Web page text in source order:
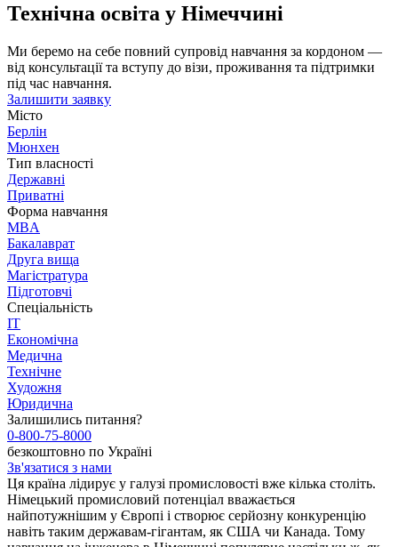
Технічна освіта у Німеччині
Ми беремо на себе повний супровід навчання за кордоном —
від консультації та вступу до візи, проживання та підтримки
під час навчання.
Залишити заявку
Місто
Берлін
Мюнхен
Тип власності
Державні
Приватні
Форма навчання
MBA
Бакалаврат
Друга вища
Магістратура
Підготовчі
Спеціальність
IT
Економічна
Медична
Технічне
Художня
Юридична
Залишились питання?
0-800-75-8000
безкоштовно по Україні
Зв'язатися з нами
Ця країна лідирує у галузі промисловості вже кілька століть.
Німецький промисловий потенціал вважається
найпотужнішим у Європі і створює серйозну конкуренцію
навіть таким державам-гігантам, як США чи Канада. Тому